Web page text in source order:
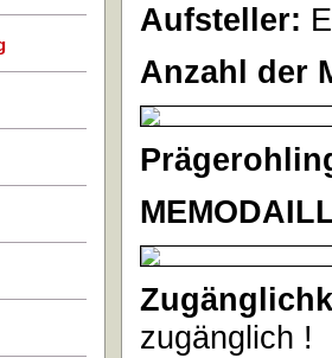
Aufsteller:
Anzahl der
zugänglich !